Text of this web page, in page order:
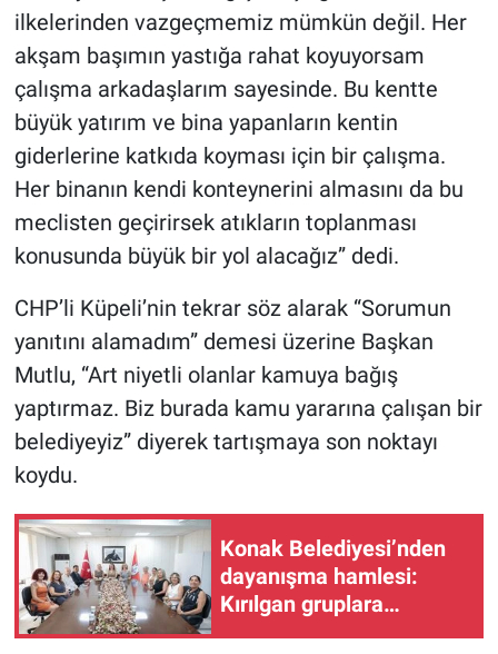
ilkelerinden vazgeçmemiz mümkün değil. Her
akşam başımın yastığa rahat koyuyorsam
çalışma arkadaşlarım sayesinde. Bu kentte
büyük yatırım ve bina yapanların kentin
giderlerine katkıda koyması için bir çalışma.
Her binanın kendi konteynerini almasını da bu
meclisten geçirirsek atıkların toplanması
konusunda büyük bir yol alacağız” dedi.
CHP’li Küpeli’nin tekrar söz alarak “Sorumun
yanıtını alamadım” demesi üzerine Başkan
Mutlu, “Art niyetli olanlar kamuya bağış
yaptırmaz. Biz burada kamu yararına çalışan bir
belediyeyiz” diyerek tartışmaya son noktayı
koydu.
Konak Belediyesi’nden
dayanışma hamlesi:
Kırılgan gruplara